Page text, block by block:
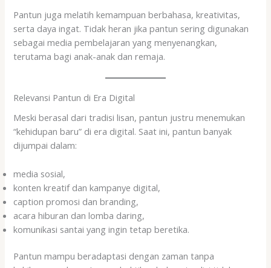
Pantun juga melatih kemampuan berbahasa, kreativitas,
serta daya ingat. Tidak heran jika pantun sering digunakan
sebagai media pembelajaran yang menyenangkan,
terutama bagi anak-anak dan remaja.
Relevansi Pantun di Era Digital
Meski berasal dari tradisi lisan, pantun justru menemukan
“kehidupan baru” di era digital. Saat ini, pantun banyak
dijumpai dalam:
media sosial,
konten kreatif dan kampanye digital,
caption promosi dan branding,
acara hiburan dan lomba daring,
komunikasi santai yang ingin tetap beretika.
Pantun mampu beradaptasi dengan zaman tanpa